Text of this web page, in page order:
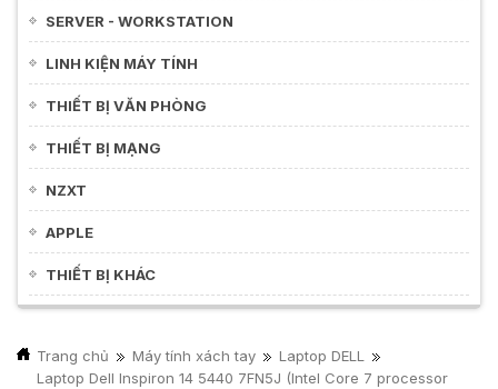
SERVER - WORKSTATION
LINH KIỆN MÁY TÍNH
THIẾT BỊ VĂN PHÒNG
THIẾT BỊ MẠNG
NZXT
APPLE
THIẾT BỊ KHÁC
Trang chủ Máy tính xách tay
Laptop DELL
Laptop Dell Inspiron 14 5440 7FN5J (Intel Core 7 processor